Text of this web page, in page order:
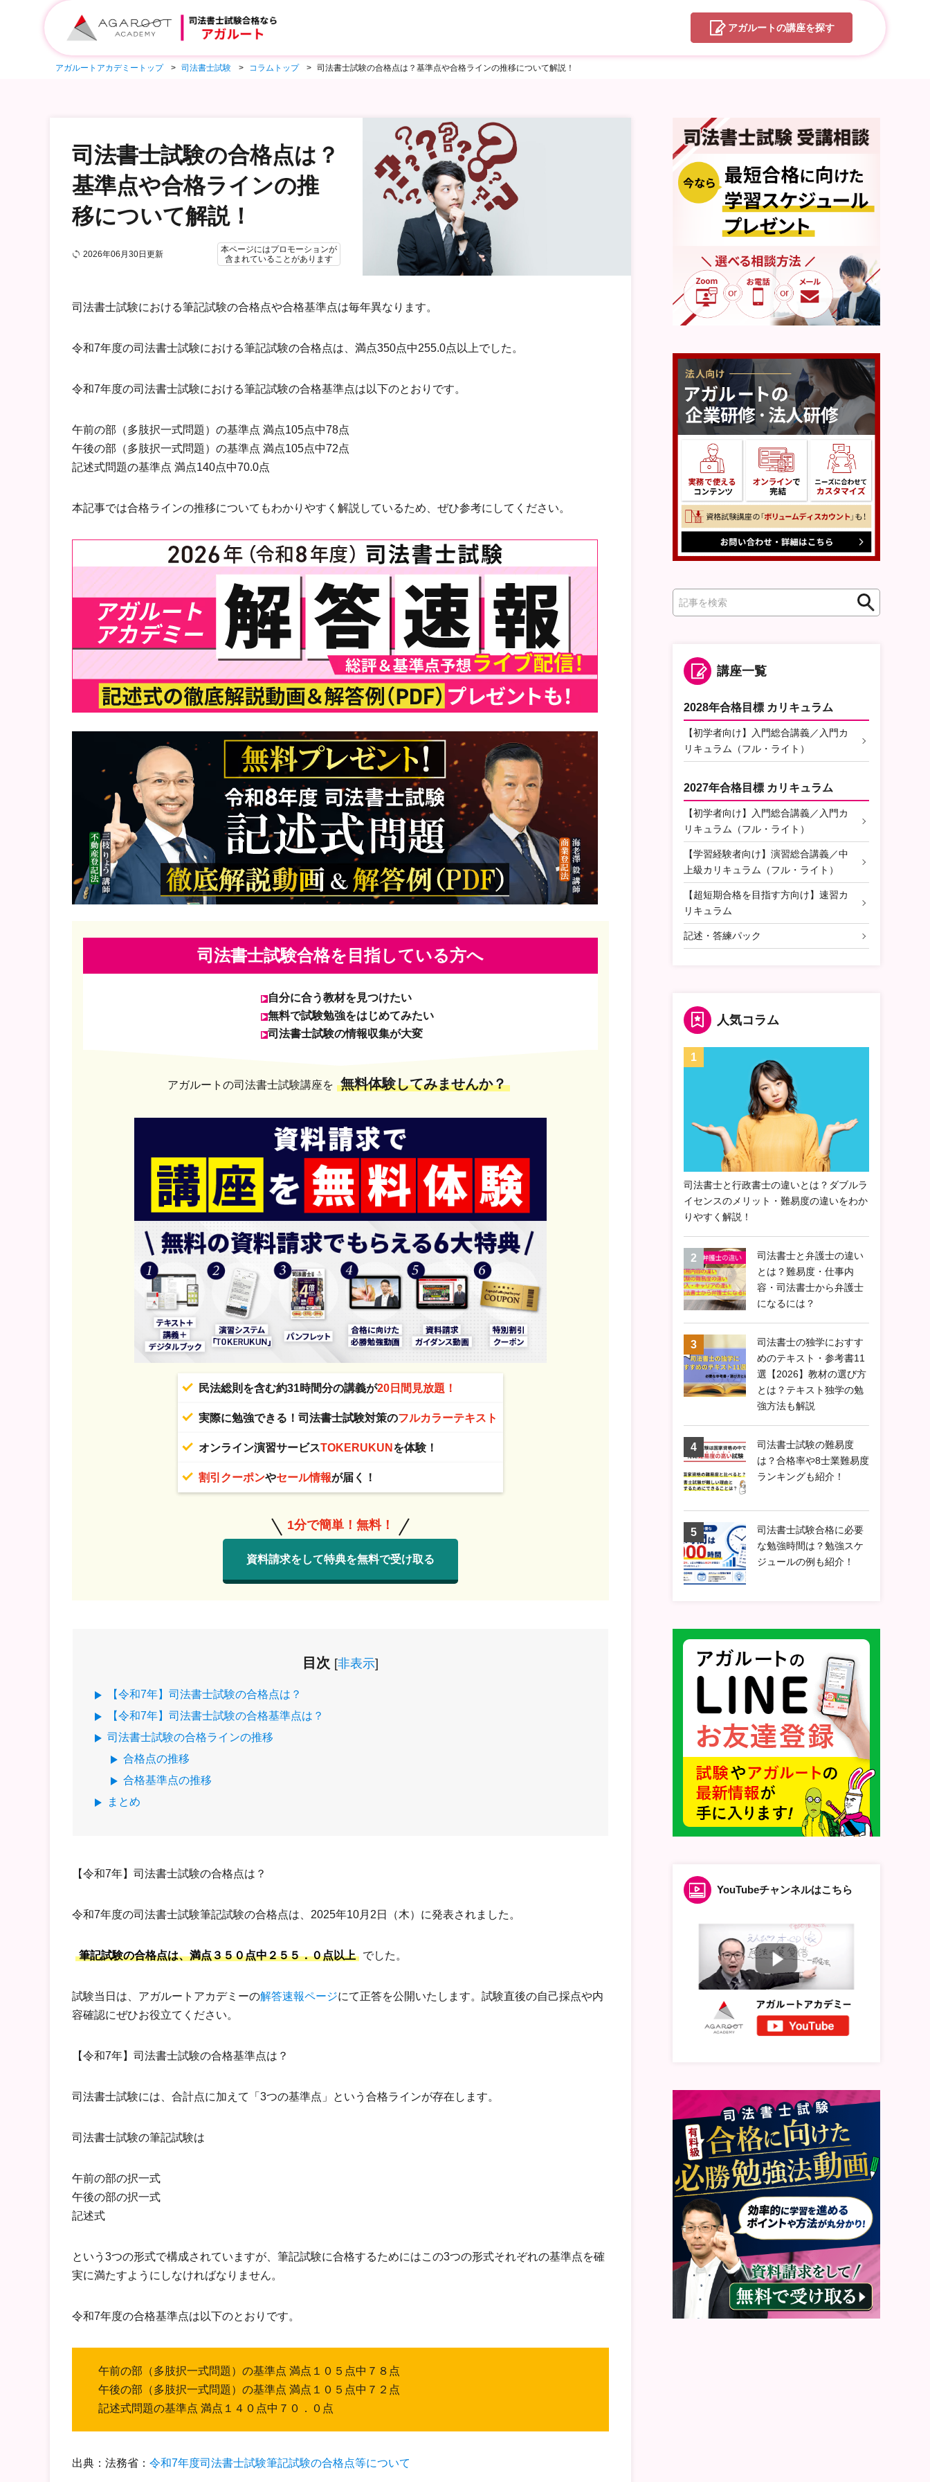
アガルートの講座を探す
アガルートアカデミートップ 司法書士試験 コラムトップ 司法書士試験の合格点は？基準点や合格ラインの推移について解説！
司法書士試験の合格点は？
基準点や合格ラインの推
移について解説！
2026年06月30日更新
本ページにはプロモーションが
含まれていることがあります
司法書士試験における筆記試験の合格点や合格基準点は毎年異なります。
令和7年度の司法書士試験における筆記試験の合格点は、満点350点中255.0点以上でした。
令和7年度の司法書士試験における筆記試験の合格基準点は以下のとおりです。
午前の部（多肢択一式問題）の基準点 満点105点中78点
午後の部（多肢択一式問題）の基準点 満点105点中72点
記述式問題の基準点 満点140点中70.0点
本記事では合格ラインの推移についてもわかりやすく解説しているため、ぜひ参考にしてください。
司法書士試験合格を 目指している方へ
自分に合う教材を見つけたい
無料で試験勉強をはじめてみたい
司法書士試験の情報収集が大変
アガルートの司法書士試験講座を 無料体験してみませんか？
民法総則を含む約31時間分の講義が20日間見放題！
実際に勉強できる！司法書士試験対策のフルカラーテキスト
オンライン演習サービスTOKERUKUN を体験！
割引クーポンやセール情報が届く！
1分で簡単！無料！
資料請求をして特典を無料で受け取る
目次 [非表示]
【令和7年】司法書士試験の合格点は？
【令和7年】司法書士試験の合格基準点は？
司法書士試験の合格ラインの推移
合格点の推移
合格基準点の推移
まとめ
【令和7年】司法書士試験の合格点は？
令和7年度の司法書士試験筆記試験の合格点は、2025年10月2日（木）に発表されました。
筆記試験の合格点は、満点３５０点中２５５．０点以上 でした。
試験当日は、アガルートアカデミーの解答速報ページにて正答を公開いたします。試験直後の自己採点や内
容確認にぜひお役立てください。
【令和7年】司法書士試験の合格基準点は？
司法書士試験には、合計点に加えて「3つの基準点」という合格ラインが存在します。
司法書士試験の筆記試験は
午前の部の択一式
午後の部の択一式
記述式
という3つの形式で構成されていますが、筆記試験に合格するためにはこの3つの形式それぞれの基準点を確
実に満たすようにしなければなりません。
令和7年度の合格基準点は以下のとおりです。
午前の部（多肢択一式問題）の基準点 満点１０５点中７８点
午後の部（多肢択一式問題）の基準点 満点１０５点中７２点
記述式問題の基準点 満点１４０点中７０．０点
出典：法務省： 令和7年度司法書士試験筆記試験の合格点等について
検
索
検
索
講座一覧
2028年合格目標 カリキュラム
【初学者向け】入門総合講義／入門カ
リキュラム（フル・ライト）
2027年合格目標 カリキュラム
【初学者向け】入門総合講義／入門カ
リキュラム（フル・ライト）
【学習経験者向け】演習総合講義／中
上級カリキュラム（フル・ライト）
【超短期合格を目指す方向け】速習カ
リキュラム
記述・答練パック
人気コラム
司法書士と行政書士の違いとは？ダブルラ
イセンスのメリット・難易度の違いをわか
りやすく解説！
司法書士と弁護士の違い
とは？難易度・仕事内
容・司法書士から弁護士
になるには？
司法書士の独学におすす
めのテキスト・参考書11
選【2026】教材の選び方
とは？テキスト独学の勉
強方法も解説
司法書士試験の難易度
は？合格率や8士業難易度
ランキングも紹介！
司法書士試験合格に必要
な勉強時間は？勉強スケ
ジュールの例も紹介！
YouTubeチャンネルはこちら